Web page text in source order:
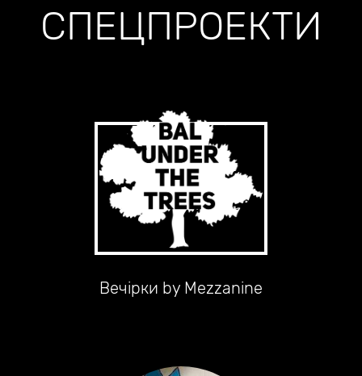
СПЕЦПРОЕКТИ
Вечірки by Mezzanine